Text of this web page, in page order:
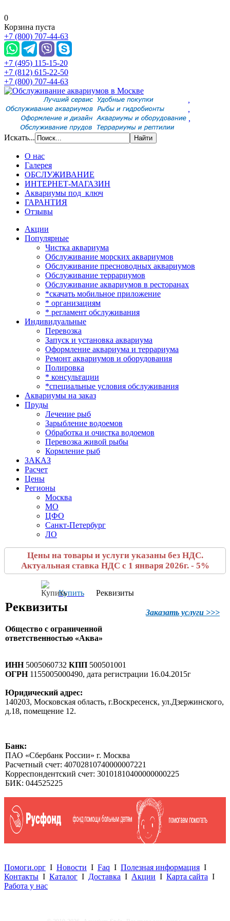
0
Корзина пуста
+7 (800) 707-44-63
+7 (495) 115-15-20
+7 (812) 615-22-50
+7 (800) 707-44-63
,
,
,
Искать...
О нас
Галерея
ОБСЛУЖИВАНИЕ
ИНТЕРНЕТ-МАГАЗИН
Аквариумы под ключ
ГАРАНТИЯ
Отзывы
Акции
Популярные
Чистка аквариума
Обслуживание морских аквариумов
Обслуживание пресноводных аквариумов
Обслуживание террариумов
Обслуживание аквариумов в ресторанах
*скачать мобильное приложение
* организациям
* регламент обслуживания
Индивидуальные
Перевозка
Запуск и установка аквариума
Оформление аквариума и террариума
Ремонт аквариумов и оборудования
Полировка
* консультации
*специальные условия обслуживания
Аквариумы на заказ
Пруды
Лечение рыб
Зарыбление водоемов
Обработка и очистка водоемов
Перевозка живой рыбы
Кормление рыб
ЗАКАЗ
Расчет
Цены
Регионы
Москва
МО
ЦФО
Санкт-Петербург
ЛО
Цены на товары и услуги указаны без НДС.
Актуальная ставка НДС с 1 января 2026г. - 5%
Купить Реквизиты
Заказать услуги >>>
Реквизиты
Общество с ограниченной
ответственностью «Аква»
ИНН5005060732 КПП 500501001
ОГРН1155005000490, дата регистрации 16.04.2015г
Юридический адрес:
140203, Московская область, г.Воскресенск, ул.Дзержинского,
д.18, помещение 12.
Банк:
ПАО «Сбербанк России» г. Москва
Расчетный счет: 40702810740000007221
Корреспондентский счет: 30101810400000000225
БИК: 044525225
Помоги.орг I Новости I Faq I Полезная информация I
Контакты I Каталог I Доставка I Акции I Карта сайта I
Работа у нас